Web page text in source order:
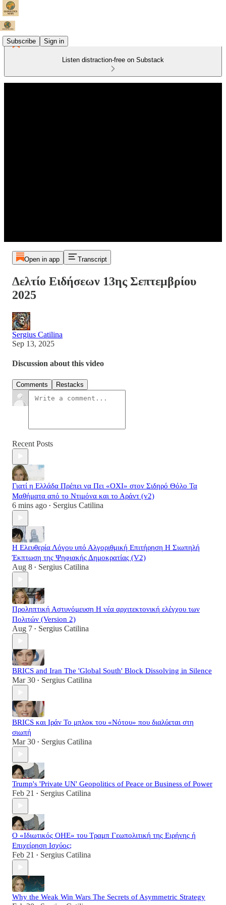
Subscribe Sign in
Listen distraction-free on Substack
Open in app Transcript
Δελτίο Ειδήσεων 13ης Σεπτεμβρίου
2025
Sergius Catilina
Sep 13, 2025
Discussion about this video
Comments Restacks
Recent Posts
Γιατί η Ελλάδα Πρέπει να Πει «ΟΧΙ» στον Σιδηρό Θόλο Τα
Μαθήματα από το Ντιμόνα και το Αράντ (v2)
6 mins ago • Sergius Catilina
Η Ελευθερία Λόγου υπό Αλγοριθμική Επιτήρηση Η Σιωπηλή
Έκπτωση της Ψηφιακής Δημοκρατίας (V2)
Aug 8 • Sergius Catilina
Προληπτική Αστυνόμευση Η νέα αρχιτεκτονική ελέγχου των
Πολιτών (Version 2)
Aug 7 • Sergius Catilina
BRICS and Iran The 'Global South' Block Dissolving in Silence
Mar 30 • Sergius Catilina
BRICS και Ιράν Το μπλοκ του «Νότου» που διαλύεται στη
σιωπή
Mar 30 • Sergius Catilina
Trump's 'Private UN' Geopolitics of Peace or Business of Power
Feb 21 • Sergius Catilina
Ο «Ιδιωτικός ΟΗΕ» του Τραμπ Γεωπολιτική της Ειρήνης ή
Επιχείρηση Ισχύος;
Feb 21 • Sergius Catilina
Why the Weak Win Wars The Secrets of Asymmetric Strategy